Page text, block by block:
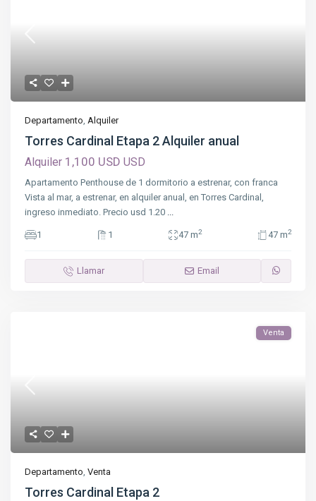
Departamento, Alquiler
Torres Cardinal Etapa 2 Alquiler anual
Alquiler 1,100 USD USD
Apartamento Penthouse de 1 dormitorio a estrenar, con franca
Vista al mar, a estrenar, en alquiler anual, en Torres Cardinal,
ingreso inmediato. Precio usd 1.20 ...
1 1 47 m2 47 m2
Llamar Email
Venta
Departamento, Venta
Torres Cardinal Etapa 2